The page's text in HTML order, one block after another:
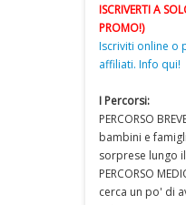
ISCRIVERTI A
PROMO!)
Iscriviti online o
affiliati. Info qui!
I Percorsi:
PERCORSO
bambini e
sorprese lungo
PERCORSO
cerca un po' di